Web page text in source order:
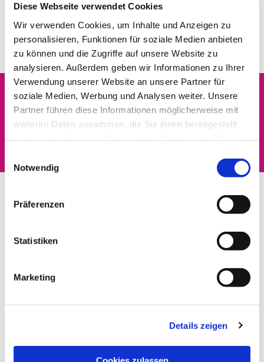
Diese Webseite verwendet Cookies
Wir verwenden Cookies, um Inhalte und Anzeigen zu
personalisieren, Funktionen für soziale Medien anbieten
zu können und die Zugriffe auf unsere Website zu
analysieren. Außerdem geben wir Informationen zu Ihrer
Verwendung unserer Website an unsere Partner für
soziale Medien, Werbung und Analysen weiter. Unsere
Partner führen diese Informationen möglicherweise mit
weiteren Daten zusammen, die Sie ihnen bereitgestellt
Notwendig
Präferenzen
Statistiken
Marketing
Details zeigen
Dies könnte Sie auch
interessieren